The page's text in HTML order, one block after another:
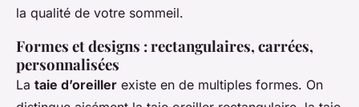
la qualité de votre sommeil.
Formes et designs : rectangulaires, carrées,
personnalisées
La taie d’oreiller existe en de multiples formes. On